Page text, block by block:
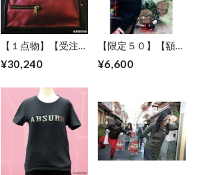
【１点物】【受注制
ダーメイド カバン
めポケット オース
トリッチ パイピン
グ フェイクレザー
アブサード
SNOWKIN２
（PB）
¥30,240
【限定５０】【額セ
ートポスター【Be
ART デザイン 道路
標識 妖怪 ファショ
ンフォト 釣瓶落と
し エディションナ
ンバー入り アブサ
ード
¥6,600